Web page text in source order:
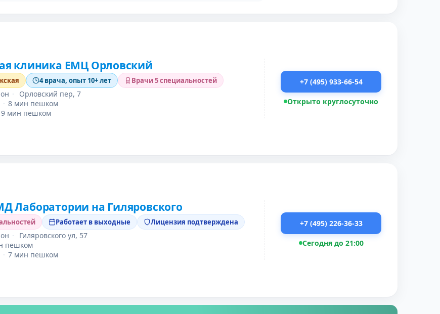
клиника ЕМЦ Орловский
4 врача, опыт 10+ лет Врачи 5 специальностей
·
Орловский пер, 7
· 8 мин пешком
мин пешком
+7 (495) 933-66-54
Открыто круглосуточно
Лаборатории на Гиляровского
Работает в выходные Лицензия подтверждена
·
Гиляровского ул, 57
пешком
· 7 мин пешком
+7 (495) 226-36-33
Сегодня до 21:00